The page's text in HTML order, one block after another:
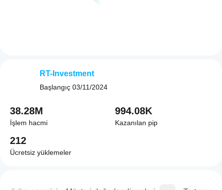
RT-Investment
Başlangıç 03/11/2024
38.28M
İşlem hacmi
994.08K
Kazanılan pip
212
Ücretsiz yüklemeler